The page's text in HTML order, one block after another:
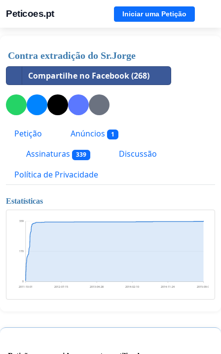
Peticoes.pt Iniciar uma Petição
Contra extradição do Sr.Jorge
Compartilhe no Facebook (268)
Petição Anúncios 1
Assinaturas 339
Discussão
Política de Privacidade
Estatísticas
0
170
339
2011-10-01 2012-07-15 2013-04-28 2014-02-10 2014-11-24 2015-09-08